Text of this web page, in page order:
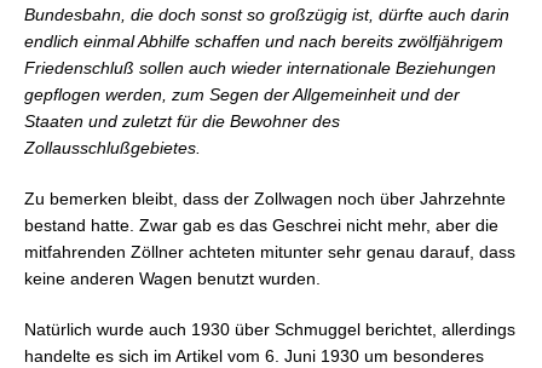
Bundesbahn, die doch sonst so großzügig ist, dürfte auch darin
endlich einmal Abhilfe schaffen und nach bereits zwölfjährigem
Friedenschluß sollen auch wieder internationale Beziehungen
gepflogen werden, zum Segen der Allgemeinheit und der
Staaten und zuletzt für die Bewohner des
Zollausschlußgebietes.
Zu bemerken bleibt, dass der Zollwagen noch über Jahrzehnte
bestand hatte. Zwar gab es das Geschrei nicht mehr, aber die
mitfahrenden Zöllner achteten mitunter sehr genau darauf, dass
keine anderen Wagen benutzt wurden.
Natürlich wurde auch 1930 über Schmuggel berichtet, allerdings
handelte es sich im Artikel vom 6. Juni 1930 um besonderes